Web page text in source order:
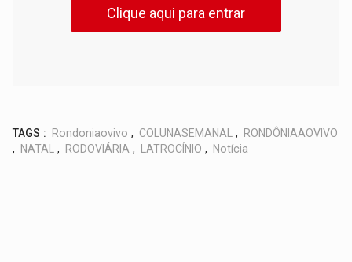
Clique aqui para entrar
TAGS : Rondoniaovivo , COLUNASEMANAL , RONDÔNIAAOVIVO
, NATAL , RODOVIÁRIA , LATROCÍNIO , Notícia